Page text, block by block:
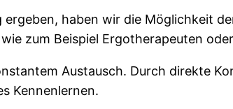
haben wir die Möglichkeit
zum Beispiel Ergotherapeuten
Austausch. Durch direkte
Kennenlernen.